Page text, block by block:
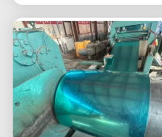
промышленная